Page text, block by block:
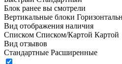
Блок ранее вы смотрели
Вертикальные блоки
Вид отображения наличия
Списком Списком/Картой Картой
Вид отзывов
Стандартные Расширенные